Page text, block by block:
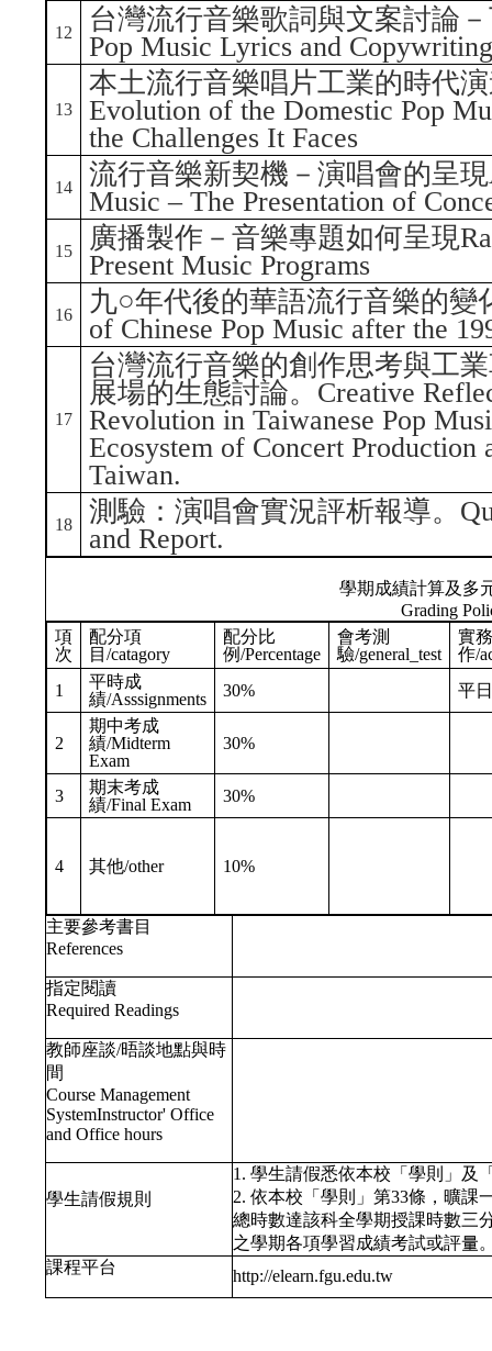
12
台灣流行音樂歌詞與文案討論－
Pop Music Lyrics and
13
本土流行音樂唱片工業的時代
Evolution of the Domestic Pop
the Challenges It Faces
14
流行音樂新契機－演唱會的呈
Music – The Presentation of
15
廣播製作－音樂專題如何呈現
Present Music Programs
16
九○年代後的華語流行音樂的變
of Chinese Pop Music after the
17
台灣流行音樂的創作思考與工
展場的生態討論。Creative
Revolution in Taiwanese Pop
Ecosystem of Concert Production
Taiwan.
18
測驗：演唱會實況評析報導。
and Report.
學期成績計算及多
Grading
項
次
配分項
目/catagory
配分比
例/Percentage
會考測
驗/general_test
實
作/
1
平時成
績/Asssignments
30% 平
2
期中考成
績/Midterm
Exam
30%
3
期末考成
績/Final Exam
30%
4 其他/other 10%
主要參考書目
References
指定閱讀
Required Readings
教師座談/晤談地點與時
間
Course Management
SystemInstructor' Office
and Office hours
學生請假規則
1. 學生請假悉依本校「學則」及
2. 依本校「學則」第33條，曠課
總時數達該科全學期授課時數三
之學期各項學習成績考試或評量
課程平台
http://elearn.fgu.edu.tw